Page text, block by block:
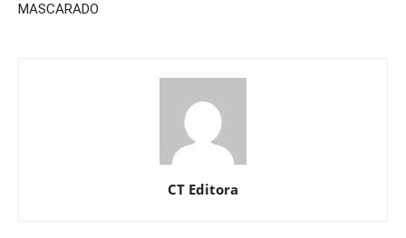
MASCARADO
CT Editora